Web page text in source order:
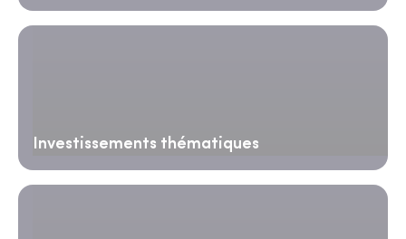
Investissements thématiques